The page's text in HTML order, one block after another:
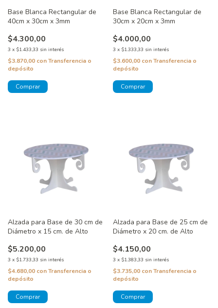
Base Blanca Rectangular de
40cm x 30cm x 3mm
$4.300,00
3 x $1.433,33 sin interés
$3.870,00 conTransferencia o
depósito
Base Blanca Rectangular de
30cm x 20cm x 3mm
$4.000,00
3 x $1.333,33 sin interés
$3.600,00 conTransferencia o
depósito
Alzada para Base de 30 cm de
Diámetro x 15 cm. de Alto
$5.200,00
3 x $1.733,33 sin interés
$4.680,00 conTransferencia o
depósito
Alzada para Base de 25 cm de
Diámetro x 20 cm. de Alto
$4.150,00
3 x $1.383,33 sin interés
$3.735,00 conTransferencia o
depósito